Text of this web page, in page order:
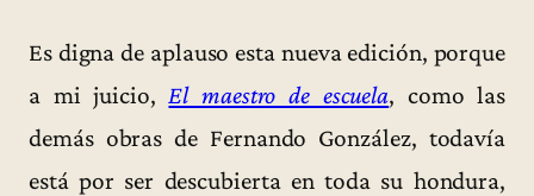
Es digna de aplauso esta nueva edición, porque
a mi juicio, El maestro de escuela, como las
demás obras de Fernando González, todavía
está por ser descubierta en toda su hondura,